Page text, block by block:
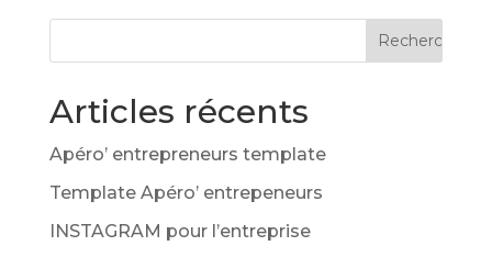
Articles récents
Apéro’ entrepreneurs template
Template Apéro’ entrepeneurs
INSTAGRAM pour l’entreprise